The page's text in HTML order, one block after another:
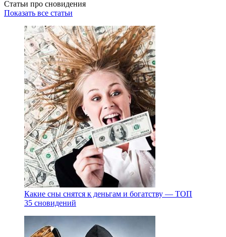
Статьи про сновидения
Показать все статьи
Какие сны снятся к деньгам и богатству — ТОП
35 сновидений